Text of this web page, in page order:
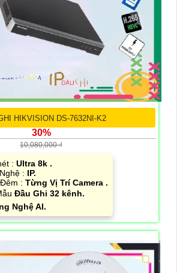
HIKVISION DS-7632NI-K2
30%
10,080,000 ₫
: Ultra 8k .
: IP.
: Từng Vị Trí Camera .
Đầu Ghi 32 kênh.
Nghệ AI.